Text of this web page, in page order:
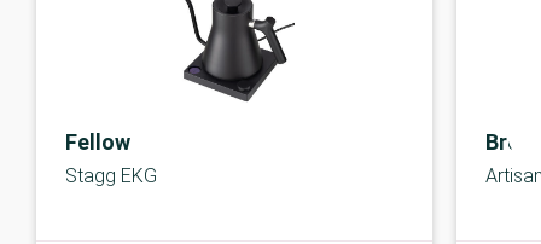
Fellow
Stagg EKG